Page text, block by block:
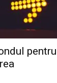
pentru